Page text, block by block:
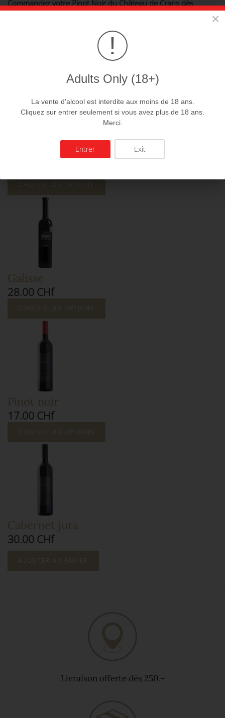
Commandez votre Pinot Noir du Château de Crans dès
Vous pourriez être intéressés par ces
Galisse
28.00 CHf
Pinot noir
17.00 CHf
Cabernet jura
30.00 CHf
Livraison offerte dès 250.-
×
!
Adults Only (18+)
La vente d'alcool est interdite aux moins de 18 ans.
Cliquez sur entrer seulement si vous avez plus de 18 ans.
Merci.
Entrer Exit